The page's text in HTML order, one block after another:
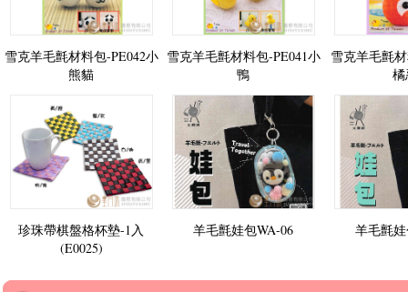
雪克羊毛氈材料包-PE042小
熊貓
雪克羊毛氈材料包-PE041小
鴨
雪克羊毛氈
珍珠帶棋盤格杯墊-1入
(E0025)
羊毛氈娃包WA-06 羊毛氈